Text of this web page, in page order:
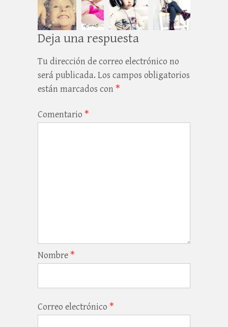
Deja una respuesta
Tu dirección de correo electrónico no
será publicada. Los campos obligatorios
están marcados con *
Comentario *
Nombre *
Correo electrónico *